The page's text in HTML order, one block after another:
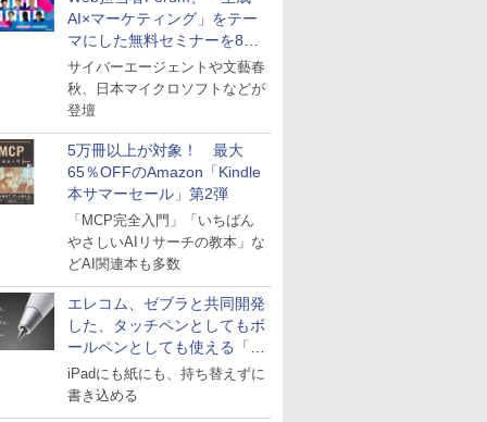
AI×マーケティング」をテー
マにした無料セミナーを8月
27日にオンライン開催
サイバーエージェントや文藝春
秋、日本マイクロソフトなどが
登壇
5万冊以上が対象！ 最大
65％OFFのAmazon「Kindle
本サマーセール」第2弾
「MCP完全入門」「いちばん
やさしいAIリサーチの教本」な
どAI関連本も多数
エレコム、ゼブラと共同開発
した、タッチペンとしてもボ
ールペンとしても使える「ス
タイラスツーウェイ」発売
iPadにも紙にも、持ち替えずに
書き込める